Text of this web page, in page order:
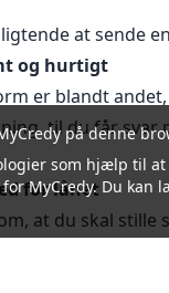
at sende
og hurtigt
er blandt
til du får svar
for lånet
at du skal
på denne
som hjælp til at
MyCredy. Du